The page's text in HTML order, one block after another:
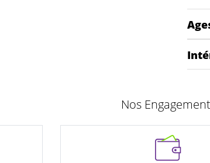
Nos